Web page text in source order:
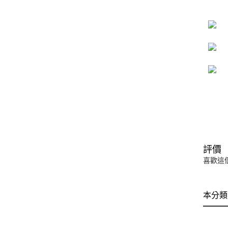
評價
喜歡這
本分